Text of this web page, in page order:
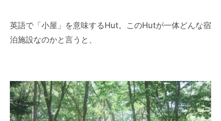
英語で「小屋」を意味するHut。このHutが一体どんな宿
泊施設なのかと言うと、